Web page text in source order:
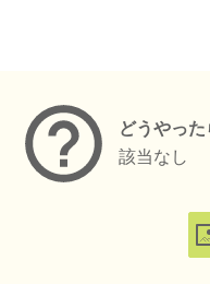
どうやっ
該当なし